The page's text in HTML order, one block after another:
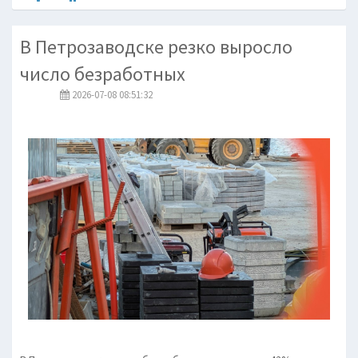
В Петрозаводске резко выросло
число безработных
2026-07-08 08:51:32